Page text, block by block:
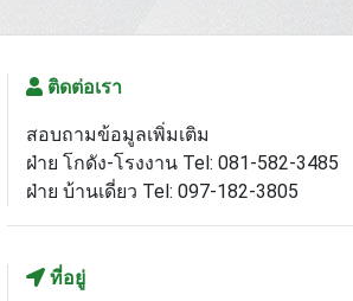
ติดต่อเรา
สอบถามข้อมูลเพิ่มเติม
ฝ่าย โกดัง-โรงงาน Tel: 081-582-3485
ฝ่าย บ้านเดี่ยว Tel: 097-182-3805
ที่อยู่